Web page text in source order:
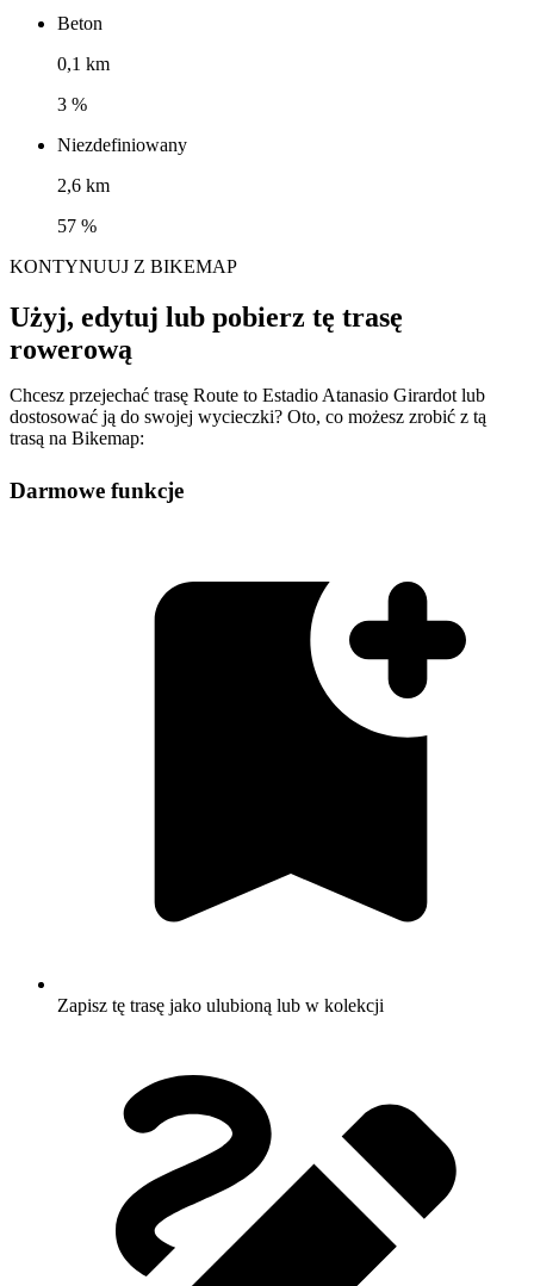
Beton
0,1 km
3 %
Niezdefiniowany
2,6 km
57 %
KONTYNUUJ Z BIKEMAP
Użyj, edytuj lub pobierz tę trasę
rowerową
Chcesz przejechać trasę Route to Estadio Atanasio Girardot lub
dostosować ją do swojej wycieczki? Oto, co możesz zrobić z tą
trasą na Bikemap:
Darmowe funkcje
Zapisz tę trasę jako ulubioną lub w kolekcji